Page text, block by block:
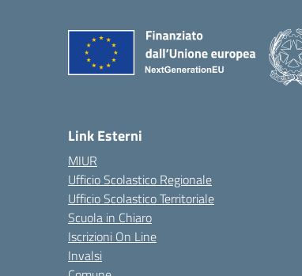
Link Esterni
MIUR
Ufficio Scolastico Regionale
Ufficio Scolastico Territoriale
Scuola in Chiaro
Iscrizioni On Line
Invalsi